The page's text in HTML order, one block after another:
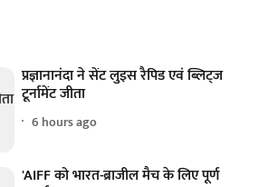
प्रज्ञानानंदा ने सेंट लुइस रैपिड एवं ब्लिट्ज
टूर्नामेंट जीता
6 hours ago
'AIFF को भारत-ब्राजील मैच के लिए पूर्ण